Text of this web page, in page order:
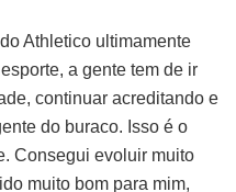
Athletico ultimamente
a gente tem de ir
continuar acreditando e
do buraco. Isso é o
Consegui evoluir muito
muito bom para mim,